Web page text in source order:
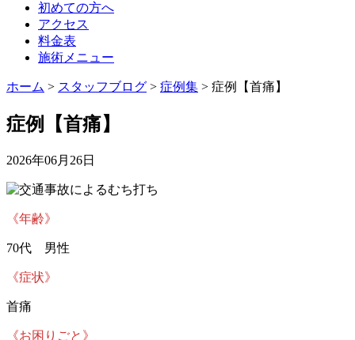
初めての方へ
アクセス
料金表
施術メニュー
ホーム > スタッフブログ > 症例集 > 症例【首痛】
症例【首痛】
2026年06月26日
《年齢》
70代 男性
《症状》
首痛
《お困りごと》